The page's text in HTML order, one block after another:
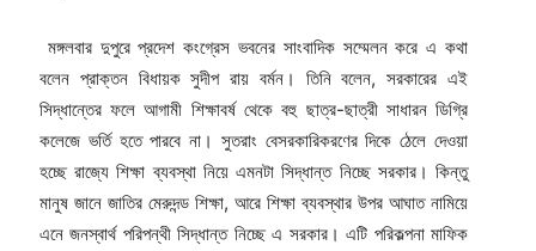
মঙ্গলবার দুপুরে প্রদেশ কংগ্রেস ভবনের সাংবাদিক সম্মেলন করে এ কথা
বলেন প্রাক্তন বিধায়ক সুদীপ রায় বর্মন। তিনি বলেন, সরকারের এই
সিদ্ধান্তের ফলে আগামী শিক্ষাবর্ষ থেকে বহু ছাত্র-ছাত্রী সাধারন ডিগ্রি
কলেজে ভর্তি হতে পারবে না। সুতরাং বেসরকারিকরণের দিকে ঠেলে দেওয়া
হচ্ছে রাজ্যে শিক্ষা ব্যবস্থা নিয়ে এমনটা সিদ্ধান্ত নিচ্ছে সরকার। কিন্তু
মানুষ জানে জাতির মেরুদন্ড শিক্ষা, আরে শিক্ষা ব্যবস্থার উপর আঘাত নামিয়ে
এনে জনস্বার্থ পরিপন্থী সিদ্ধান্ত নিচ্ছে এ সরকার। এটি পরিকল্পনা মাফিক